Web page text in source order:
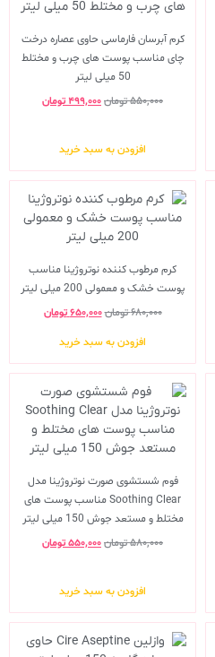
کرم آبرسان فارماسی حاوی عصاره درخت
چای مناسب پوست های چرب و مختلط
50 میلی لیتر
۵۵۰,۰۰۰تومان۴۹۹,۰۰۰تومان
افزودن به سبد خرید
کرم مرطوب کننده نوتروژینا مناسب
پوست خشک و معمولی 200 میلی لیتر
۶۸۰,۰۰۰تومان۶۵۰,۰۰۰تومان
افزودن به سبد خرید
فوم شستشوی صورت نوتروژینا مدل
Soothing Clear مناسب پوست های
مختلط و مستعد جوش 150 میلی لیتر
۵۸۰,۰۰۰تومان۵۵۰,۰۰۰تومان
افزودن به سبد خرید